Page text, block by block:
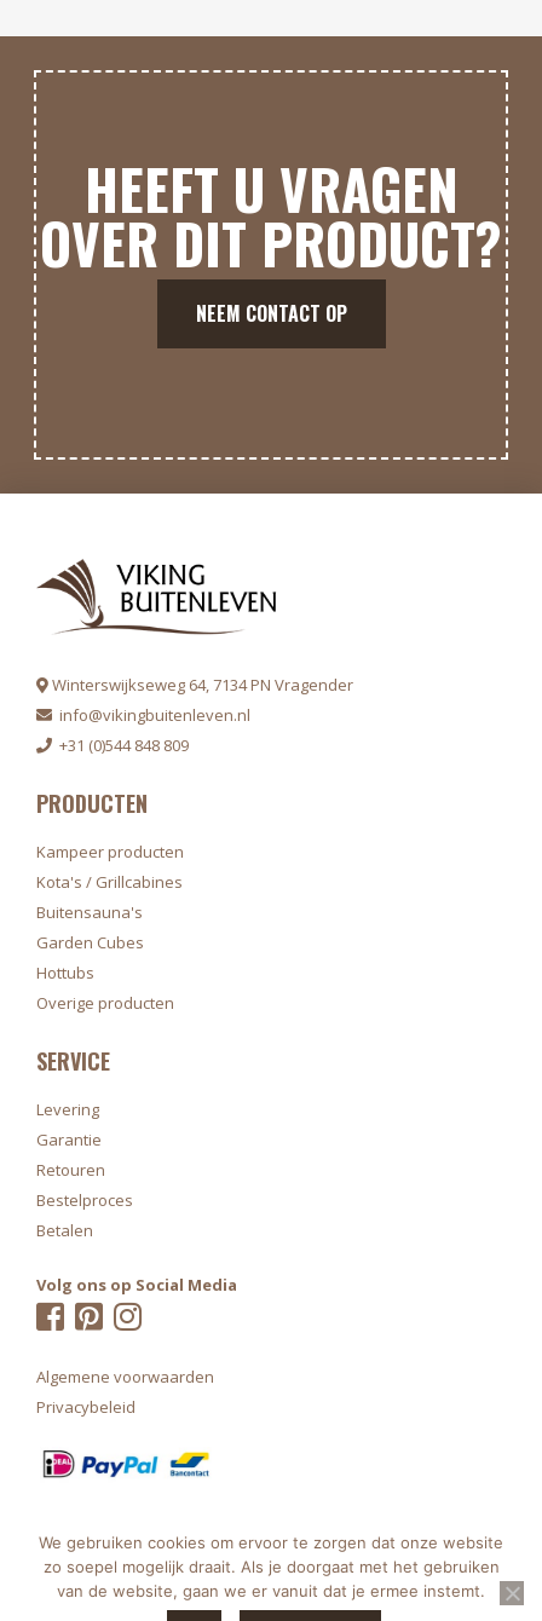
HEEFT U VRAGEN
OVER DIT PRODUCT?
NEEM CONTACT OP
We gebruiken cookies om ervoor te zorgen dat onze website
zo soepel mogelijk draait. Als je doorgaat met het gebruiken
van de website, gaan we er vanuit dat je ermee instemt.
Winterswijkseweg 64, 7134 PN Vragender
info@vikingbuitenleven.nl
+31 (0)544 848 809
PRODUCTEN
Kampeer producten
Kota's / Grillcabines
Buitensauna's
Garden Cubes
Hottubs
Overige producten
SERVICE
Levering
Garantie
Retouren
Bestelproces
Betalen
Volg ons op Social Media
Algemene voorwaarden
Privacybeleid